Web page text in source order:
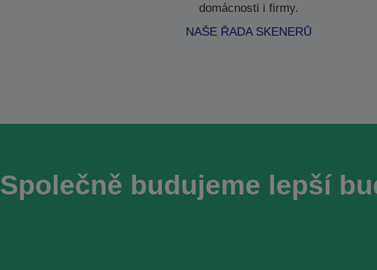
domácnosti i firmy.
NAŠE ŘADA SKENERŮ
Společně budujeme lepší